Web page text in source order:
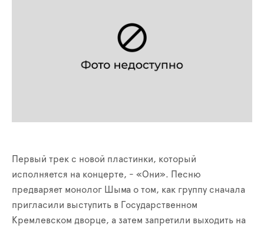
Первый трек с новой пластинки, который
исполняется на концерте, - «Они». Песню
предваряет монолог Шыма о том, как группу сначала
пригласили выступить в Государственном
Кремлевском дворце, а затем запретили выходить на